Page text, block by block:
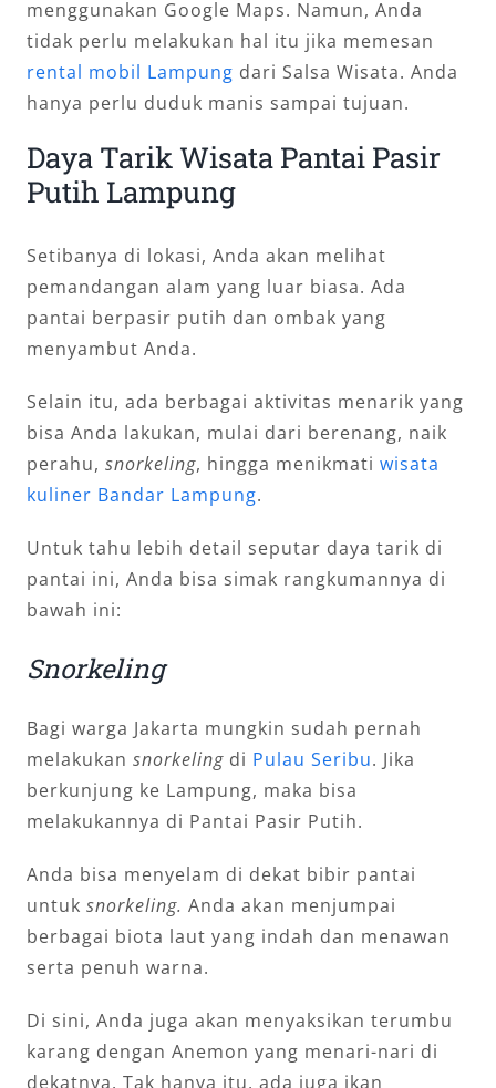
menggunakan Google Maps. Namun, Anda
tidak perlu melakukan hal itu jika memesan
rental mobil Lampung dari Salsa Wisata. Anda
hanya perlu duduk manis sampai tujuan.
Daya Tarik Wisata Pantai Pasir
Putih Lampung
Setibanya di lokasi, Anda akan melihat
pemandangan alam yang luar biasa. Ada
pantai berpasir putih dan ombak yang
menyambut Anda.
Selain itu, ada berbagai aktivitas menarik yang
bisa Anda lakukan, mulai dari berenang, naik
perahu, snorkeling, hingga menikmati wisata
kuliner Bandar Lampung.
Untuk tahu lebih detail seputar daya tarik di
pantai ini, Anda bisa simak rangkumannya di
bawah ini:
Snorkeling
Bagi warga Jakarta mungkin sudah pernah
melakukan snorkeling di Pulau Seribu. Jika
berkunjung ke Lampung, maka bisa
melakukannya di Pantai Pasir Putih.
Anda bisa menyelam di dekat bibir pantai
untuk snorkeling. Anda akan menjumpai
berbagai biota laut yang indah dan menawan
serta penuh warna.
Di sini, Anda juga akan menyaksikan terumbu
karang dengan Anemon yang menari-nari di
dekatnya. Tak hanya itu, ada juga ikan